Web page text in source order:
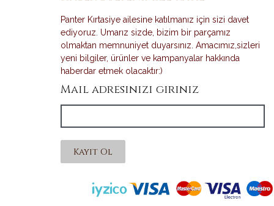
Panter Kırtasiye ailesine katılmanız için sizi davet
ediyoruz. Umarız sizde, bizim bir parçamız
olmaktan memnuniyet duyarsınız. Amacımız,sizleri
yeni bilgiler, ürünler ve kampanyalar hakkında
haberdar etmek olacaktır:)
Mail adresinizi giriniz
Kayıt Ol